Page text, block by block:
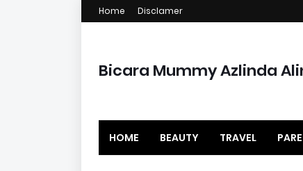
Home Disclamer
Bicara Mummy Azlinda
HOME BEAUTY TRAVEL